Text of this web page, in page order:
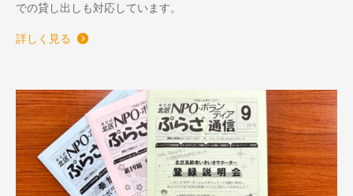
での貸し出しも対応しています。
詳しく見る